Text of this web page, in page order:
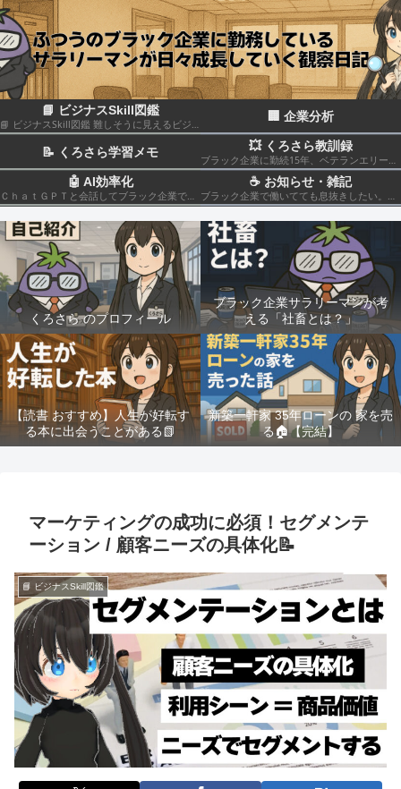
📘 ビジナスSkill図鑑
📘 ビジナスSkill図鑑 難しそうに見えるビジネススキルも、構造化して分解すれば実はカンタン！いろんなスキルの組み合わせだということがわかると思います このカテゴリでは仕事のスキルを“ナスでもわかる”レベルで図解＆やさしく柔らかく解説していきます🍆
🏢 企業分析
📝 くろさら学習メモ 💥 くろさら教訓録
ブラック企業に勤続15年、ベテランエリート社畜サラリーマンの経験を活かした日記です📗
🤖 AI効率化
ＣｈａｔＧＰＴと会話してブラック企業での疲れを癒やしたり、自己成長のための知見を広げる💻
☕ お知らせ・雑記
ブラック企業で働いてても息抜きしたい。。。
くろさら のプロフィール
ブラック企業サラリーマンが考
える「社畜とは？」
【読書 おすすめ】人生が好転す
る本に出会うことがある📗
新築一軒家 35年ローンの 家を売
る🏠️【完結】
マーケティングの成功に必須！セグメンテ
ーション / 顧客ニーズの具体化📝
📘 ビジナスSkill図鑑